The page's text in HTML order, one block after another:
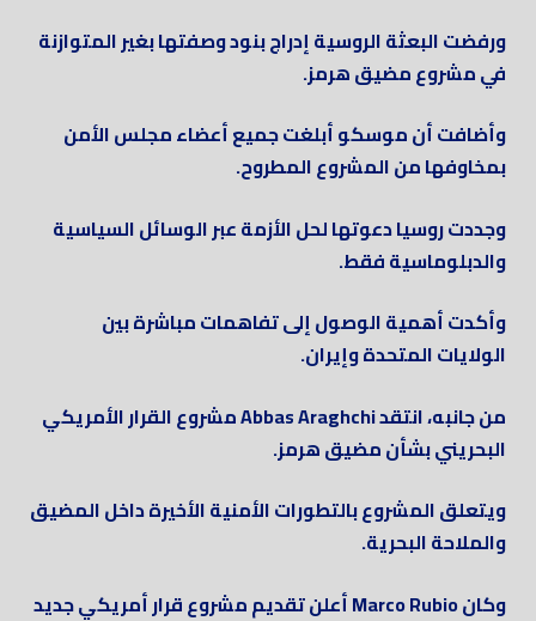
ورفضت البعثة الروسية إدراج بنود وصفتها بغير المتوازنة
في مشروع مضيق هرمز.
وأضافت أن موسكو أبلغت جميع أعضاء مجلس الأمن
بمخاوفها من المشروع المطروح.
وجددت روسيا دعوتها لحل الأزمة عبر الوسائل السياسية
والدبلوماسية فقط.
وأكدت أهمية الوصول إلى تفاهمات مباشرة بين
الولايات المتحدة وإيران.
من جانبه، انتقد Abbas Araghchi مشروع القرار الأمريكي
البحريني بشأن مضيق هرمز.
ويتعلق المشروع بالتطورات الأمنية الأخيرة داخل المضيق
والملاحة البحرية.
وكان Marco Rubio أعلن تقديم مشروع قرار أمريكي جديد